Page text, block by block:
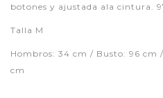
botones y ajustada ala cintura.
Talla M
Hombros: 34 cm / Busto: 96
cm